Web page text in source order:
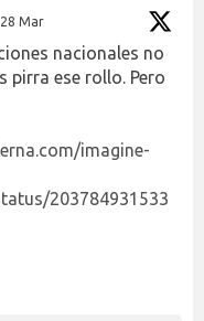
28 Mar
nacionales no
pirra ese rollo. Pero
imagine-
203784931533